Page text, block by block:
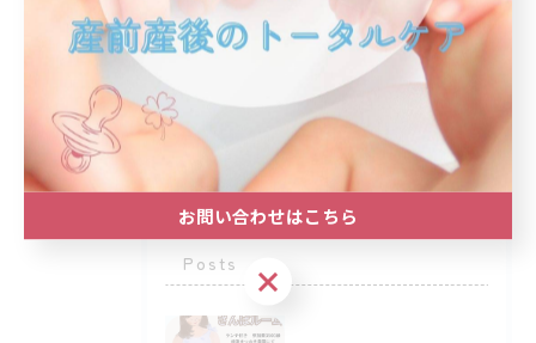
産婆の玉手箱
静岡さんばステーション
最近の投稿
Recent
Posts
お問い合わせはこちら
お問い合わせはこちら